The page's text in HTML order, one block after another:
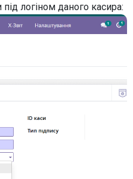
логіном даного касира: